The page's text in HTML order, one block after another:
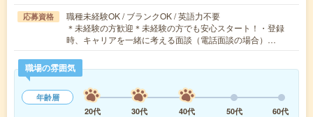
応募資格
職種未経験OK / ブランクOK / 英語力不要
＊未経験の方歓迎＊未経験の方でも安心スタート！・登録
時、キャリアを一緒に考える面談（電話面談の場合）…
職場の雰囲気
年齢層
20代
30代 40代 50代
60代